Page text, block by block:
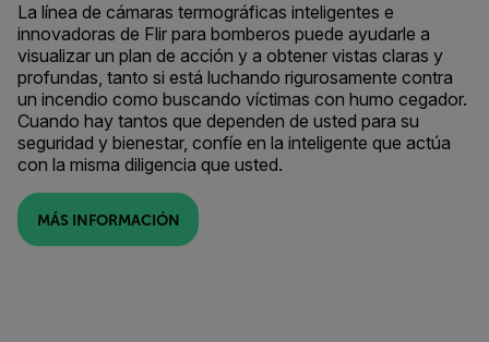
La línea de cámaras termográficas inteligentes e
innovadoras de Flir para bomberos puede ayudarle a
visualizar un plan de acción y a obtener vistas claras y
profundas, tanto si está luchando rigurosamente contra
un incendio como buscando víctimas con humo cegador.
Cuando hay tantos que dependen de usted para su
seguridad y bienestar, confíe en la inteligente que actúa
con la misma diligencia que usted.
MÁS INFORMACIÓN